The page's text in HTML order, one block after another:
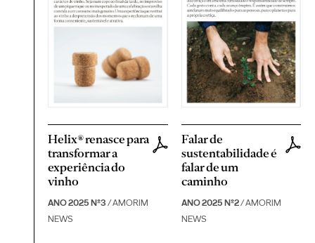
Helix® renasce para
transformar a
experiência do
vinho
ANO 2025 Nº3 / AMORIM
NEWS
Falar de
sustentabilidade é
falar de um
caminho
ANO 2025 Nº2/ AMORIM
NEWS